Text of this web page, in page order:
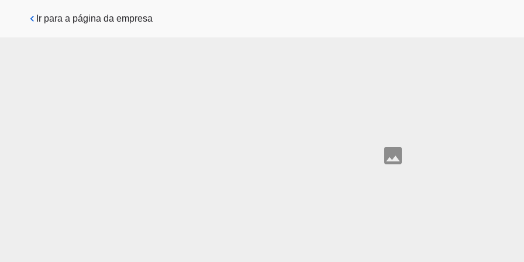
Pular para o conteúdo principal
Ir para a página da empresa